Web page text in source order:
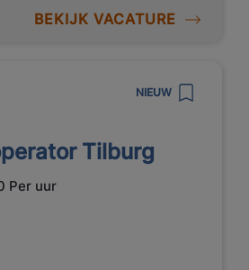
BEKIJK VACATURE
NIEUW
Tilburg
Per uur